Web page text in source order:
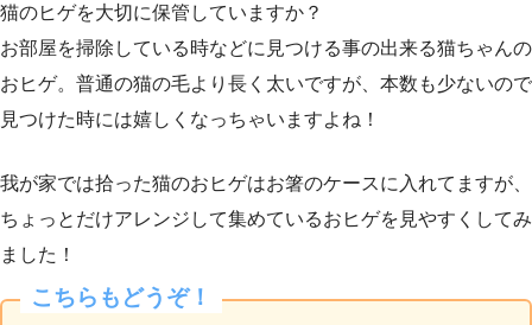
猫のヒゲを大切に保管していますか？
お部屋を掃除している時などに見つける事の出来る猫ちゃんの
おヒゲ。普通の猫の毛より長く太いですが、本数も少ないので
見つけた時には嬉しくなっちゃいますよね！
我が家では拾った猫のおヒゲはお箸のケースに入れてますが、
ちょっとだけアレンジして集めているおヒゲを見やすくしてみ
ました！
こちらもどうぞ！